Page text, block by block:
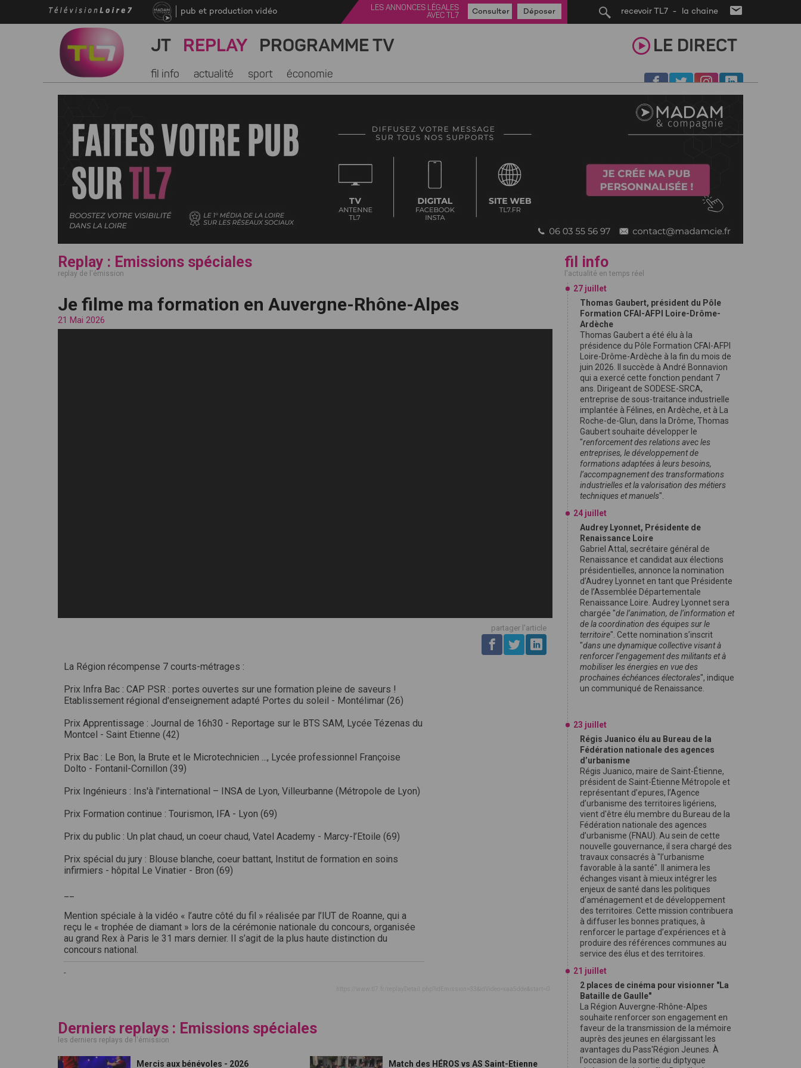
recevoir TL7 - la chaine
pub et production vidéo
LES ANNONCES LÉGALES
AVEC TL7
Consulter Déposer
JT REPLAY PROGRAMME TV LE DIRECT
fil info actualité sport économie
Replay : Emissions spéciales
replay de l'émission
Je filme ma formation en Auvergne-Rhône-Alpes
21 Mai 2026
partager l'article
La Région récompense 7 courts-métrages :
Prix Infra Bac : CAP PSR : portes ouvertes sur une formation pleine de saveurs !
Etablissement régional d'enseignement adapté Portes du soleil - Montélimar (26)
Prix Apprentissage : Journal de 16h30 - Reportage sur le BTS SAM, Lycée Tézenas du
Montcel - Saint Etienne (42)
Prix Bac : Le Bon, la Brute et le Microtechnicien ..., Lycée professionnel Françoise
Dolto - Fontanil-Cornillon (39)
Prix Ingénieurs : Ins'à l'international – INSA de Lyon, Villeurbanne (Métropole de Lyon)
Prix Formation continue : Tourismon, IFA - Lyon (69)
Prix du public : Un plat chaud, un coeur chaud, Vatel Academy - Marcy-l’Etoile (69)
Prix spécial du jury : Blouse blanche, coeur battant, Institut de formation en soins
infirmiers - hôpital Le Vinatier - Bron (69)
Mention spéciale à la vidéo « l’autre côté du fil » réalisée par l’IUT de Roanne, qui a
reçu le « trophée de diamant » lors de la cérémonie nationale du concours, organisée
au grand Rex à Paris le 31 mars dernier. Il s’agit de la plus haute distinction du
concours national.
-
Derniers replays : Emissions spéciales
les derniers replays de l'émission
Mercis aux bénévoles - 2026 Match des HÉROS vs AS Saint-Etienne
fil info
l'actualité en temps réel
27 juillet
Thomas Gaubert, président du Pôle
Formation CFAI-AFPI Loire-Drôme-
Ardèche
Thomas Gaubert a été élu à la
présidence du Pôle Formation CFAI-AFPI
Loire-Drôme-Ardèche à la fin du mois de
juin 2026. Il succède à André Bonnavion
qui a exercé cette fonction pendant 7
ans. Dirigeant de SODESE-SRCA,
entreprise de sous-traitance industrielle
implantée à Félines, en Ardèche, et à La
Roche-de-Glun, dans la Drôme, Thomas
Gaubert souhaite développer le
"renforcement des relations avec les
entreprises, le développement de
formations adaptées à leurs besoins,
l’accompagnement des transformations
industrielles et la valorisation des métiers
techniques et manuels".
24 juillet
Audrey Lyonnet, Présidente de
Renaissance Loire
Gabriel Attal, secrétaire général de
Renaissance et candidat aux élections
présidentielles, annonce la nomination
d’Audrey Lyonnet en tant que Présidente
de l’Assemblée Départementale
Renaissance Loire. Audrey Lyonnet sera
chargée "de l’animation, de l’information et
de la coordination des équipes sur le
territoire". Cette nomination s’inscrit
"dans une dynamique collective visant à
renforcer l’engagement des militants et à
mobiliser les énergies en vue des
prochaines échéances électorales", indique
un communiqué de Renaissance.
23 juillet
Régis Juanico élu au Bureau de la
Fédération nationale des agences
d’urbanisme
Régis Juanico, maire de Saint-Étienne,
président de Saint-Étienne Métropole et
représentant d’epures, l’Agence
d’urbanisme des territoires ligériens,
vient d'être élu membre du Bureau de la
Fédération nationale des agences
d’urbanisme (FNAU). Au sein de cette
nouvelle gouvernance, il sera chargé des
travaux consacrés à "l’urbanisme
favorable à la santé". Il animera les
échanges visant à mieux intégrer les
enjeux de santé dans les politiques
d’aménagement et de développement
des territoires. Cette mission contribuera
à diffuser les bonnes pratiques, à
renforcer le partage d’expériences et à
produire des références communes au
service des élus et des territoires.
21 juillet
2 places de cinéma pour visionner "La
Bataille de Gaulle"
La Région Auvergne-Rhône-Alpes
souhaite renforcer son engagement en
faveur de la transmission de la mémoire
auprès des jeunes en élargissant les
avantages du Pass'Région Jeunes. À
l'occasion de la sortie du diptyque